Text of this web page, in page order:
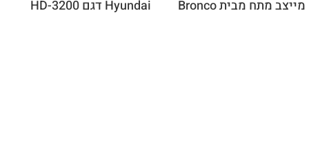
מייצב מתח מבית Bronco
Hyundai דגם HD-3200